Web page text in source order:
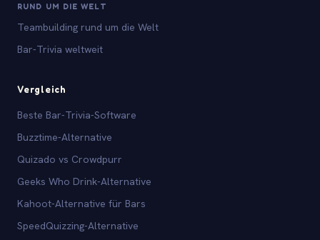
RUND UM DIE WELT
Teambuilding rund um die Welt
Bar-Trivia weltweit
Vergleich
Beste Bar-Trivia-Software
Buzztime-Alternative
Quizado vs Crowdpurr
Geeks Who Drink-Alternative
Kahoot-Alternative für Bars
SpeedQuizzing-Alternative